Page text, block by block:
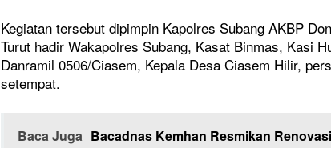
Kegiatan tersebut dipimpin Kapolres Subang AKBP
Turut hadir Wakapolres Subang, Kasat Binmas, Kasi
Danramil 0506/Ciasem, Kepala Desa Ciasem Hilir,
setempat.
Baca Juga Bacadnas Kemhan Resmikan